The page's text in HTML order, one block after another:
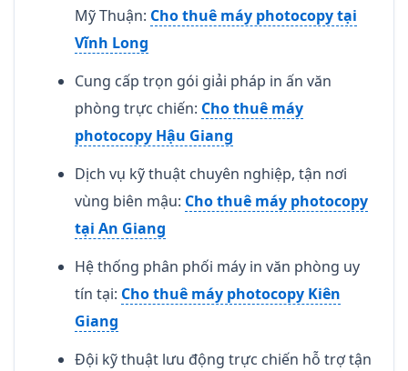
Mỹ Thuận: Cho thuê máy photocopy tại
Vĩnh Long
Cung cấp trọn gói giải pháp in ấn văn
phòng trực chiến: Cho thuê máy
photocopy Hậu Giang
Dịch vụ kỹ thuật chuyên nghiệp, tận nơi
vùng biên mậu: Cho thuê máy photocopy
tại An Giang
Hệ thống phân phối máy in văn phòng uy
tín tại: Cho thuê máy photocopy Kiên
Giang
Đội kỹ thuật lưu động trực chiến hỗ trợ tận